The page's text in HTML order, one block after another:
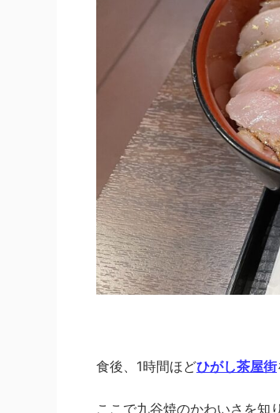
食後、1時間ほどひがし茶屋街
ここで九谷焼のかわいさを知